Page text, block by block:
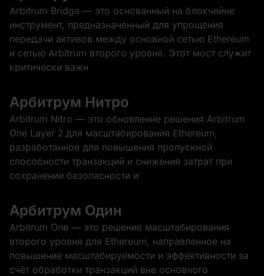
Arbitrum Bridge — это основанный на блокчейне
инструмент, предназначенный для упрощения
передачи активов между основной сетью Ethereum
и сетью Arbitrum второго уровня. Этот мост служит
критически важн
Арбитрум Нитро
Arbitrum Nitro — это обновление решения Arbitrum
One Layer 2 для масштабирования Ethereum,
разработанное для повышения пропускной
способности транзакций и снижения затрат при
сохранении безопасности и
Арбитрум Один
Arbitrum One — это решение масштабирования
второго уровня для Ethereum, направленное на
повышение масштабируемости и эффективности за
счёт обработки транзакций вне основного